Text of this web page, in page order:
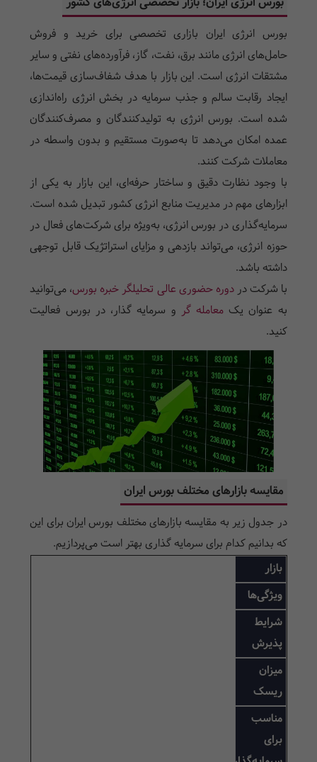
بورس انرژی ایران بازاری تخصصی برای خرید و فروش
حامل‌های انرژی مانند برق، نفت، گاز، فرآورده‌های نفتی و سایر
مشتقات انرژی است. این بازار با هدف شفاف‌سازی قیمت‌ها،
ایجاد رقابت سالم و جذب سرمایه در بخش انرژی راه‌اندازی
شده است. بورس انرژی به تولیدکنندگان و مصرف‌کنندگان
عمده امکان می‌دهد تا به‌صورت مستقیم و بدون واسطه در
معاملات شرکت کنند.
با وجود نظارت دقیق و ساختار حرفه‌ای، این بازار به یکی از
ابزارهای مهم در مدیریت منابع انرژی کشور تبدیل شده است.
سرمایه‌گذاری در بورس انرژی، به‌ویژه برای شرکت‌های فعال در
حوزه انرژی، می‌تواند بازدهی و مزایای استراتژیک قابل توجهی
داشته باشد.
با شرکت دردوره حضوری عالی تحلیلگر خبره بورس، می‌توانید
به عنوان یکمعامله گر و سرمایه گذار، در بورس فعالیت
کنید.
مقایسه بازارهای مختلف بورس ایران
در جدول زیر به مقایسه بازار‌های مختلف بورس ایران برای این
که بدانیم کدام برای سرمایه گذاری بهتر است می‌پردازیم.
بازار
ویژگی‌ها
شرایط
پذیرش
میزان
ریسک
مناسب
برای